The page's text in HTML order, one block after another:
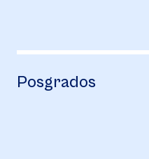
Posgrados